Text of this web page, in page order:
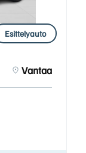
Esittelyauto
Vantaa